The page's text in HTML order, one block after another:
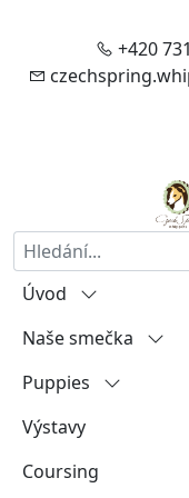
+420
Úvod
Vítejte
Zásady
Naše smečka
Igráček od
Amalia Rosa
Aireen Czech
Puppies
"A"
"B"
Výstavy
Coursing